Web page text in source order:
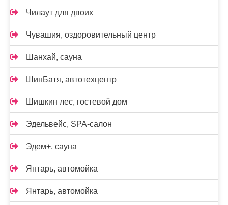
Чилаут для двоих
Чувашия, оздоровительный центр
Шанхай, сауна
ШинБатя, автотехцентр
Шишкин лес, гостевой дом
Эдельвейс, SPA-салон
Эдем+, сауна
Янтарь, автомойка
Янтарь, автомойка